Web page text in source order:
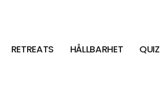
RETREATS HÅLLBARHET QUIZ